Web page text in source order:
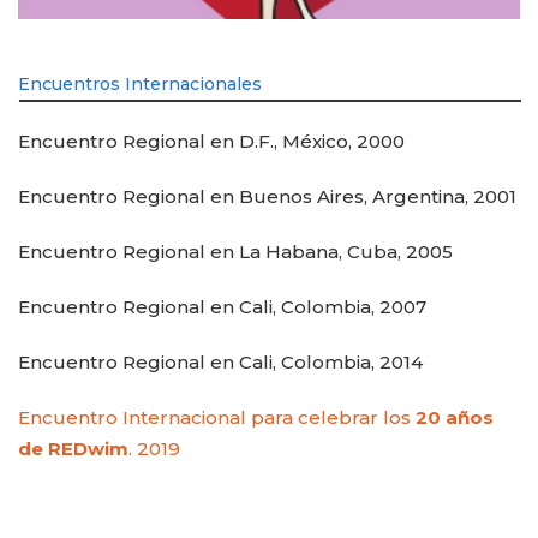
Encuentros Internacionales
Encuentro Regional en D.F., México, 2000
Encuentro Regional en Buenos Aires, Argentina, 2001
Encuentro Regional en La Habana, Cuba, 2005
Encuentro Regional en Cali, Colombia, 2007
Encuentro Regional en Cali, Colombia, 2014
Encuentro Internacional para celebrar los 20 años
de REDwim. 2019